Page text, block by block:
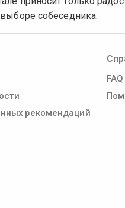
выборе собеседника.
рекомендаций
FAQ